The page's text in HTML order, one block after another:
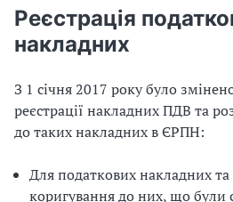
Реєстрація
накладних
З 1 січня 2017 року було
реєстрації накладних ПДВ та
до таких накладних в ЄРПН:
Для податкових накладних та
коригування до них, що були